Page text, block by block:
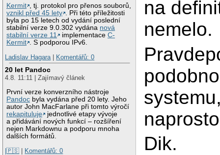
Kermit , tj. protokol pro přenos souborů,
vznikl před 45 lety . Při této příležitosti
byla po 15 letech od vydání poslední
stabilní verze 9.0.302 vydána nová
stabilní verze 11
implementaceC-
Kermit . S podporou IPv6.
Ladislav Hagara | Komentářů: 0
20 let Pandoc
4.8. 11:11 | Zajímavý článek
První verze konverzního nástroje
Pandoc byla vydána před 20 lety. Jeho
autor John MacFarlane při tomto výročí
rekapituluje
jednotlivé etapy vývoje
a přidávání nových funkcí – rozšíření
nejen Markdownu a podporu mnoha
dalších formátů.
|🇵🇸 | Komentářů: 0
na
nemelo.
Dik.